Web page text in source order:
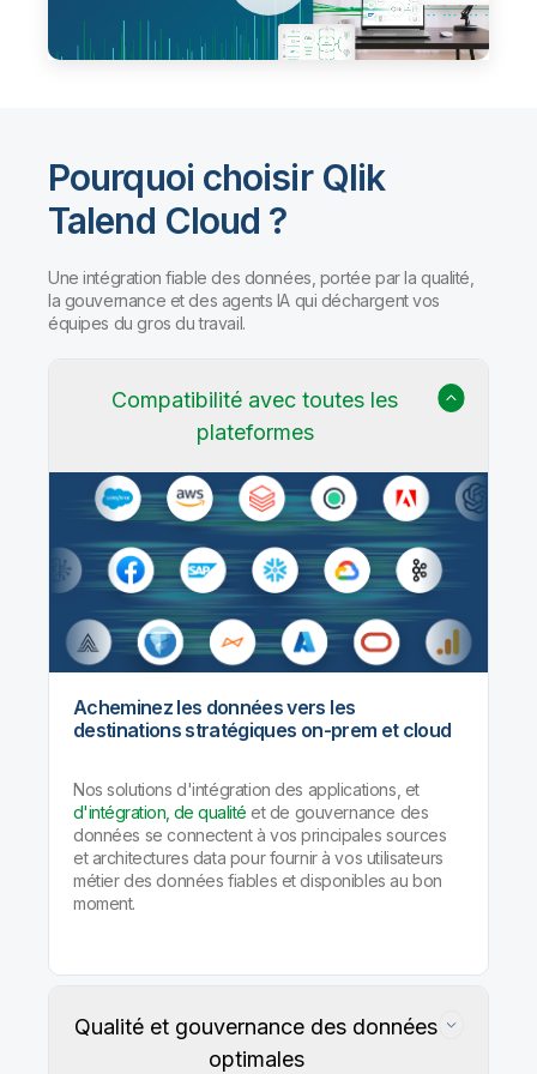
Pourquoi choisir Qlik
Talend Cloud ?
Une intégration fiable des données, portée par la qualité,
la gouvernance et des agents IA qui déchargent vos
équipes du gros du travail.
Compatibilité avec toutes les
plateformes
Acheminez les données vers les
destinations stratégiques on-prem et cloud
Nos solutions d'intégration des applications, et
d'intégration, de qualité et de gouvernance des
données se connectent à vos principales sources
et architectures data pour fournir à vos utilisateurs
métier des données fiables et disponibles au bon
moment.
Qualité et gouvernance des données
optimales